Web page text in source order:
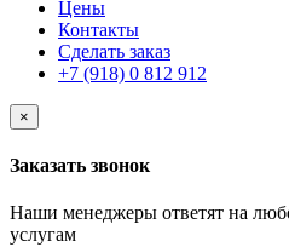
Цены
Контакты
Сделать заказ
+7 (918) 0 812 912
×
Заказать звонок
Наши менеджеры ответят на
услугам